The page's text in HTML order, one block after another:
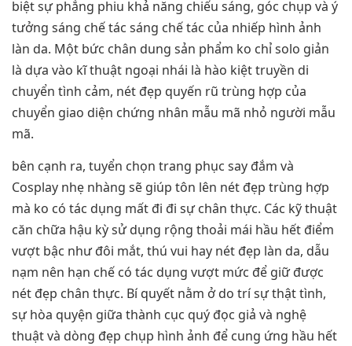
biệt sự phẳng phiu khả năng chiếu sáng, góc chụp và ý
tưởng sáng chế tác sáng chế tác của nhiếp hình ảnh
làn da. Một bức chân dung sản phẩm ko chỉ solo giản
là dựa vào kĩ thuật ngoại nhái là hào kiệt truyền di
chuyển tình cảm, nét đẹp quyến rũ trùng hợp của
chuyển giao diện chứng nhân mẫu mã nhỏ người mẫu
mã.
bên cạnh ra, tuyển chọn trang phục say đắm và
Cosplay nhẹ nhàng sẽ giúp tôn lên nét đẹp trùng hợp
mà ko có tác dụng mất đi đi sự chân thực. Các kỹ thuật
căn chữa hậu kỳ sử dụng rộng thoải mái hầu hết điểm
vượt bậc như đôi mắt, thú vui hay nét đẹp làn da, dẫu
nạm nên hạn chế có tác dụng vượt mức để giữ được
nét đẹp chân thực. Bí quyết nằm ở do trí sự thật tình,
sự hòa quyện giữa thành cục quý đọc giả và nghệ
thuật và dòng đẹp chụp hình ảnh để cung ứng hầu hết